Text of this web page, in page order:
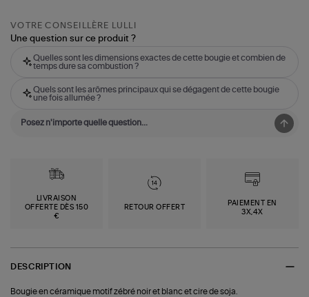
VOTRE CONSEILLÈRE LULLI
Une question sur ce produit ?
Quelles sont les dimensions exactes de cette bougie et combien de
temps dure sa combustion ?
Quels sont les arômes principaux qui se dégagent de cette bougie
une fois allumée ?
LIVRAISON
OFFERTE DÈS 150
€
RETOUR OFFERT
PAIEMENT EN
3X,4X
DESCRIPTION
Bougie en céramique motif zébré noir et blanc et cire de soja.